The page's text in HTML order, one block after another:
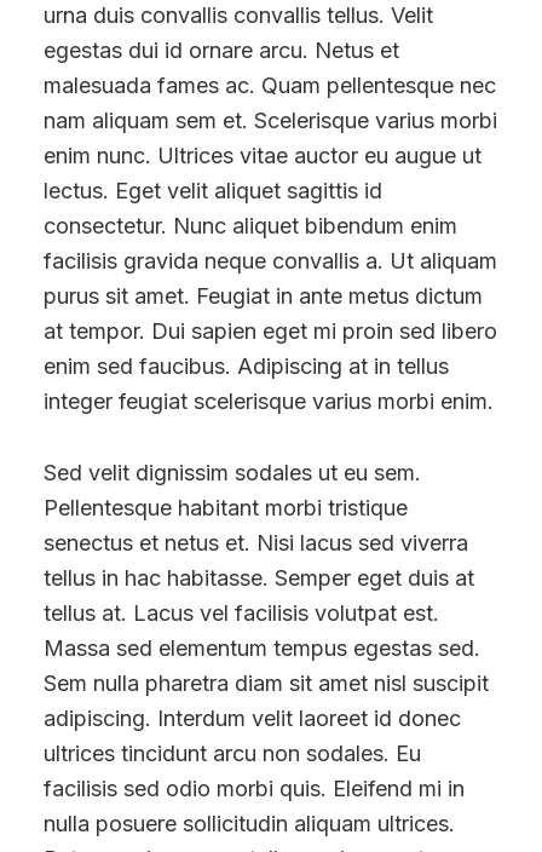
urna duis convallis convallis tellus. Velit
egestas dui id ornare arcu. Netus et
malesuada fames ac. Quam pellentesque nec
nam aliquam sem et. Scelerisque varius morbi
enim nunc. Ultrices vitae auctor eu augue ut
lectus. Eget velit aliquet sagittis id
consectetur. Nunc aliquet bibendum enim
facilisis gravida neque convallis a. Ut aliquam
purus sit amet. Feugiat in ante metus dictum
at tempor. Dui sapien eget mi proin sed libero
enim sed faucibus. Adipiscing at in tellus
integer feugiat scelerisque varius morbi enim.
Sed velit dignissim sodales ut eu sem.
Pellentesque habitant morbi tristique
senectus et netus et. Nisi lacus sed viverra
tellus in hac habitasse. Semper eget duis at
tellus at. Lacus vel facilisis volutpat est.
Massa sed elementum tempus egestas sed.
Sem nulla pharetra diam sit amet nisl suscipit
adipiscing. Interdum velit laoreet id donec
ultrices tincidunt arcu non sodales. Eu
facilisis sed odio morbi quis. Eleifend mi in
nulla posuere sollicitudin aliquam ultrices.